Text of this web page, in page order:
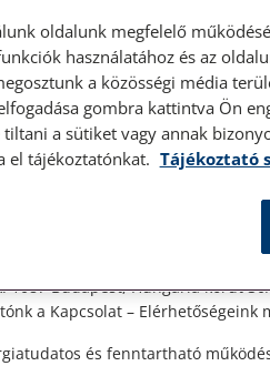
ügyfélfogadás
ügyfélszolgálatunk telefonon
1087 Budapest, Hungária körút
a Kapcsolat – Elérhetőségeink
és fenntartható
oldalunk megfelelő
használatához és az
a közösségi média
gombra kattintva Ön
tiltani a sütiket vagy annak
el tájékoztatónkat. Tájékoztató